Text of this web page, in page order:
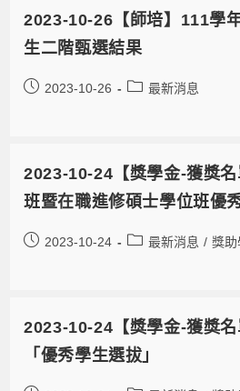
2023-10-26【師培】111學
生二階甄選結果
2023-10-26 最新消息
2023-10-24【獎學金-獲獎
班暨在職進修碩士學位班優
2023-10-24 最新消息 / 獎助
2023-10-24【獎學金-獲獎
「優秀學生選拔」